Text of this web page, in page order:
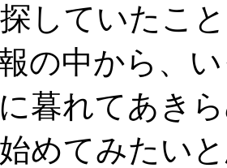
していたこ
の中から、
暮れてあき
めてみたい